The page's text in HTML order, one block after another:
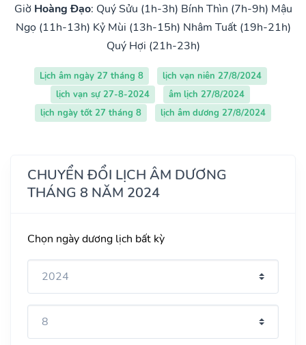
Giờ Hoàng Đạo: Quý Sửu (1h-3h) Bính Thìn (7h-9h) Mậu
Ngọ (11h-13h) Kỷ Mùi (13h-15h) Nhâm Tuất (19h-21h)
Quý Hợi (21h-23h)
Lịch âm ngày 27 tháng 8
lịch vạn niên 27/8/2024
lịch vạn sự 27-8-2024
âm lịch 27/8/2024
lịch ngày tốt 27 tháng 8
lịch âm dương 27/8/2024
CHUYỂN ĐỔI LỊCH ÂM DƯƠNG
THÁNG 8 NĂM 2024
Chọn ngày dương lịch bất kỳ